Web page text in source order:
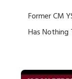
Former CM
Has Nothing